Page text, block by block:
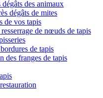
des animaux
dégâts de mites
de vos tapis
de nœuds de tapis
de tapis
des franges de tapis